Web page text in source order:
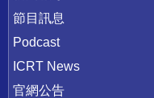
節目訊息
Podcast
ICRT News
官網公告